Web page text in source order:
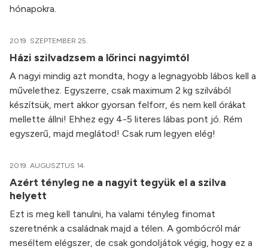
hónapokra.
2019. SZEPTEMBER 25.
Házi szilvadzsem a lőrinci nagyimtól
A nagyi mindig azt mondta, hogy a legnagyobb lábos kell a
művelethez. Egyszerre, csak maximum 2 kg szilvából
készítsük, mert akkor gyorsan felforr, és nem kell órákat
mellette állni! Ehhez egy 4-5 literes lábas pont jó. Rém
egyszerű, majd meglátod! Csak rum legyen elég!
2019. AUGUSZTUS 14.
Azért tényleg ne a nagyit tegyük el a szilva
helyett
Ezt is meg kell tanulni, ha valami tényleg finomat
szeretnénk a családnak majd a télen. A gombócról már
meséltem elégszer, de csak gondoljátok végig, hogy ez a